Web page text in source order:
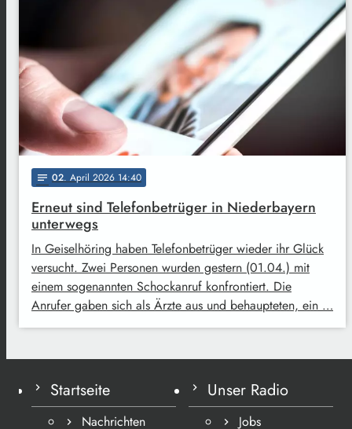
notes 02. April 2026 14:40
Erneut sind Telefonbetrüger in Niederbayern
unterwegs
In Geiselhöring haben Telefonbetrüger wieder ihr Glück
versucht. Zwei Personen wurden gestern (01.04.) mit
einem sogenannten Schockanruf konfrontiert. Die
Anrufer gaben sich als Ärzte aus und behaupteten, ein …
Startseite
Nachrichten
Unser Radio
Jobs